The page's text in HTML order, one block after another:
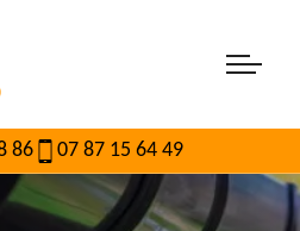
86 07 87 15 64 49